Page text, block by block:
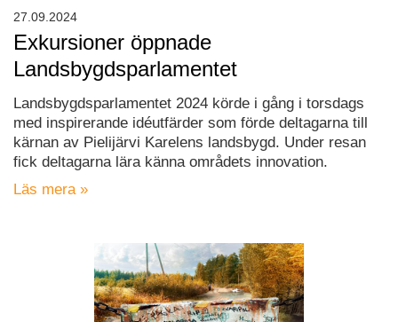
Exkursioner öppnade
Landsbygdsparlamentet
Landsbygdsparlamentet 2024 körde i gång i torsdags
med inspirerande idéutfärder som förde deltagarna till
kärnan av Pielijärvi Karelens landsbygd. Under resan
fick deltagarna lära känna områdets innovation.
Läs mera »
27.09.2024